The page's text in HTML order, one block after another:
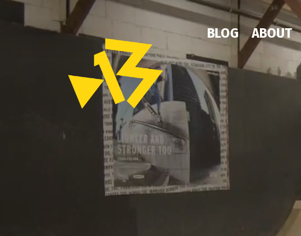
BLOG ABOUT